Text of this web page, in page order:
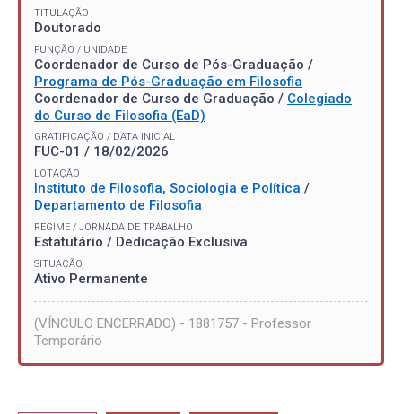
TITULAÇÃO
Doutorado
FUNÇÃO / UNIDADE
Coordenador de Curso de Pós-Graduação /
Programa de Pós-Graduação em Filosofia
Coordenador de Curso de Graduação / Colegiado
do Curso de Filosofia (EaD)
GRATIFICAÇÃO / DATA INICIAL
FUC-01 / 18/02/2026
LOTAÇÃO
Instituto de Filosofia, Sociologia e Política /
Departamento de Filosofia
REGIME / JORNADA DE TRABALHO
Estatutário / Dedicação Exclusiva
SITUAÇÃO
Ativo Permanente
(VÍNCULO ENCERRADO) - 1881757 - Professor
Temporário